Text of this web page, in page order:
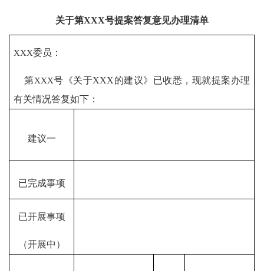
关于第XXX号提案答复意见办理清单
XXX委员：
第XXX号《关于XXX的建议》已收悉，现就提案办理
有关情况答复如下：
建议一
已完成事项
已开展事项
（开展中）